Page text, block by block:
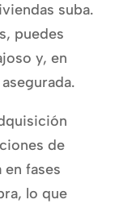
suba.
puedes
y, en
de
en fases
lo que